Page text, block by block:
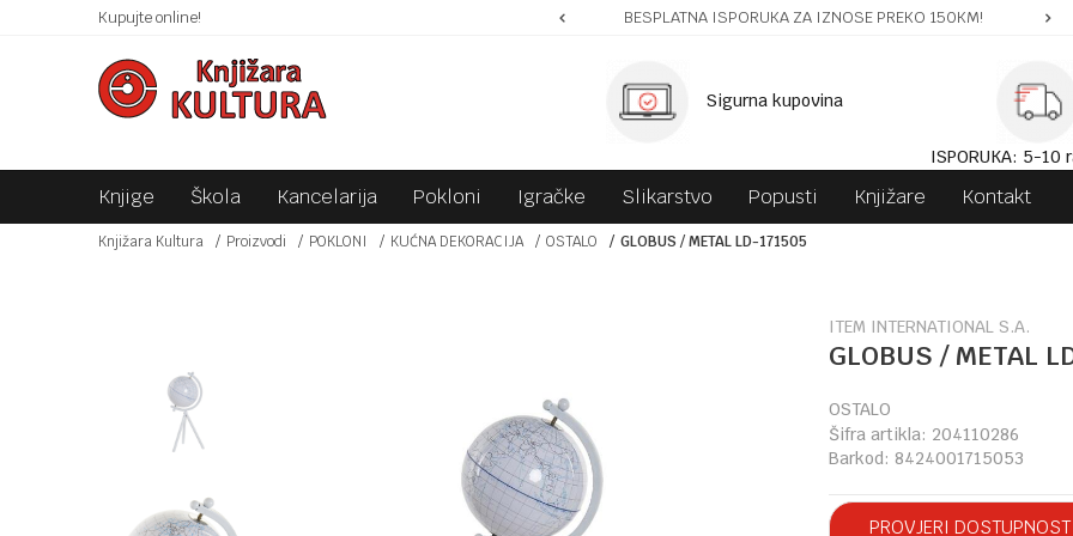
Kupujte online!SIGURNO PLAĆANJE PLATNIM KARTICAMA! BESPLATNA ISPORUKA ZA IZNOSE PREKO 150KM!
Sigurna kupovina
ISPORUKA: 5-10
Knjige Škola Kancelarija Pokloni Igračke Slikarstvo Popusti Knjižare Kontakt
Knjižara Kultura Proizvodi POKLONI KUĆNA DEKORACIJA OSTALO GLOBUS / METAL LD-171505
ITEM INTERNATIONAL S.A.
GLOBUS / METAL
OSTALO
Šifra artikla: 204110286
Barkod: 8424001715053
PROVJERI